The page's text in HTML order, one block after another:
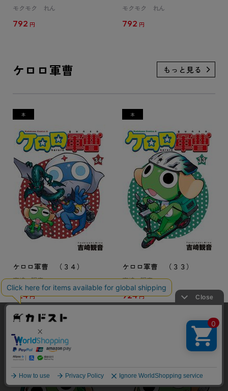
モクモク れん
792 円
モクモク れん
792 円
ケロロ軍曹
ケロロ軍曹 （３４）
吉崎 観音
924 円
ケロロ軍曹 （３３）
吉崎 観音
924 円
当サイトでは利用体験の向上およびコンテンツの最適な提供、ト
ラフィックの分析を目的としてCookieを使用しています。
サイトの閲覧を継続された場合、Cookieの利用に同意したことも
のといたします。
詳細については
承諾する